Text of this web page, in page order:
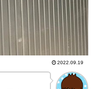
2022.09.19